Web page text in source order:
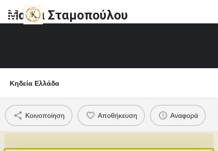
Μαρία Σταμοπούλου
Κηδεία Ελλάδα
Κοινοποίηση Αποθήκευση Αναφορά